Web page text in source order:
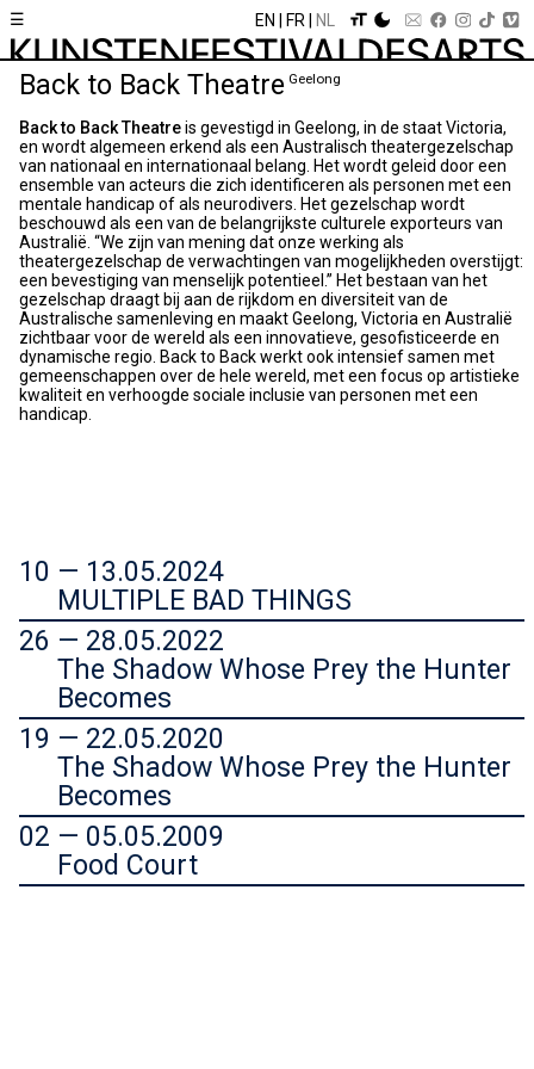
☰ EN FR NL
Back to Back Theatre Geelong
Back to Back Theatreis gevestigd in Geelong, in de staat Victoria,
en wordt algemeen erkend als een Australisch theatergezelschap
van nationaal en internationaal belang. Het wordt geleid door een
ensemble van acteurs die zich identificeren als personen met een
mentale handicap of als neurodivers. Het gezelschap wordt
beschouwd als een van de belangrijkste culturele exporteurs van
Australië. “We zijn van mening dat onze werking als
theatergezelschap de verwachtingen van mogelijkheden overstijgt:
een bevestiging van menselijk potentieel.” Het bestaan van het
gezelschap draagt bij aan de rijkdom en diversiteit van de
Australische samenleving en maakt Geelong, Victoria en Australië
zichtbaar voor de wereld als een innovatieve, gesofisticeerde en
dynamische regio. Back to Back werkt ook intensief samen met
gemeenschappen over de hele wereld, met een focus op artistieke
kwaliteit en verhoogde sociale inclusie van personen met een
handicap.
10 — 13.05.2024
MULTIPLE BAD THINGS
26 — 28.05.2022
The Shadow Whose Prey the Hunter
Becomes
19 — 22.05.2020
The Shadow Whose Prey the Hunter
Becomes
02 — 05.05.2009
Food Court